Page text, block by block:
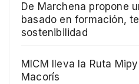
De Marchena propone
basado en formación,
sostenibilidad
MICM lleva la Ruta
Macorís